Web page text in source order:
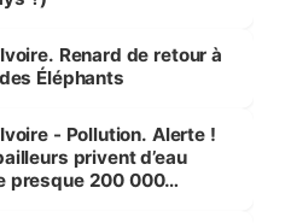
Renard de retour à
Éléphants
- Pollution. Alerte !
privent d’eau
presque 200 000